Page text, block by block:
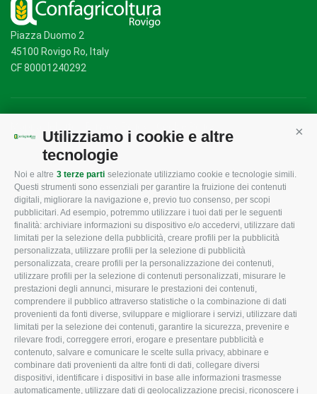
Utilizziamo i cookie e altre
tecnologie
Noi e altre 3 terze parti selezionate utilizziamo cookie e tecnologie simili.
Questi strumenti sono essenziali per garantire la fruizione dei contenuti
digitali, migliorare la navigazione e, previo tuo consenso, per scopi
pubblicitari. Ad esempio, potremmo utilizzare i tuoi dati per le seguenti
finalità: archiviare informazioni su dispositivo e/o accedervi, utilizzare dati
limitati per la selezione della pubblicità, creare profili per la pubblicità
personalizzata, utilizzare profili per la selezione di pubblicità
personalizzata, creare profili per la personalizzazione dei contenuti,
utilizzare profili per la selezione di contenuti personalizzati, misurare le
prestazioni degli annunci, misurare le prestazioni dei contenuti,
comprendere il pubblico attraverso statistiche o la combinazione di dati
provenienti da fonti diverse, sviluppare e migliorare i servizi, utilizzare dati
limitati per la selezione dei contenuti, garantire la sicurezza, prevenire e
rilevare frodi, correggere errori, erogare e presentare pubblicità e
contenuto, salvare e comunicare le scelte sulla privacy, abbinare e
combinare dati provenienti da altre fonti di dati, collegare diversi
dispositivi, identificare i dispositivi in base alle informazioni trasmesse
automaticamente, utilizzare dati di geolocalizzazione precisi, riconoscere i
Piazza Duomo 2
45100 Rovigo Ro, Italy
CF 80001240292
CONFAGRICOLTURA
ROVIGO
L'Associazione
Missione e Progetto
Organigramma aziendale
I Nostri Servizi
Uffici della Sede
provinciale
Le Sedi di Zona
Agricoltori S.r.l.
Whistleblowing
CONFAGRICOLTURA
INFORMA
Tecnico
Fiscale
Lavoro
Ambiente
Associazione
CONFAGRICOLTURA
ATTIVA
Notizie in evidenza